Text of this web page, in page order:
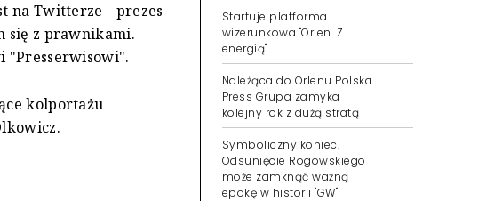
na Twitterze - prezes
się z prawnikami.
"Presserwisowi".
kolportażu
Startuje platforma
wizerunkowa "Orlen. Z
energią"
Należąca do Orlenu Polska
Press Grupa zamyka
kolejny rok z dużą stratą
Symboliczny koniec.
Odsunięcie Rogowskiego
może zamknąć ważną
epokę w historii "GW"